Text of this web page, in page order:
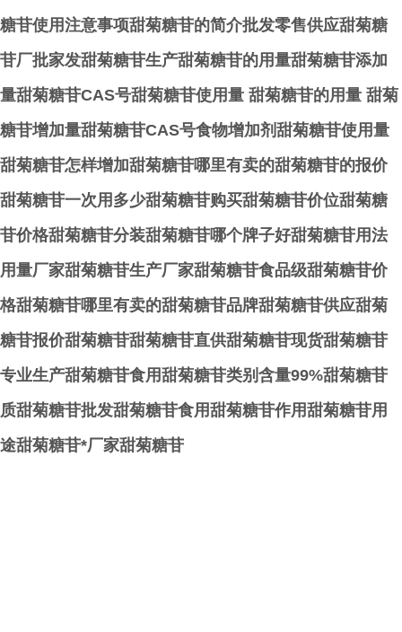
糖苷使用注意事项甜菊糖苷的简介批发零售供应甜菊糖
苷厂批家发甜菊糖苷生产甜菊糖苷的用量甜菊糖苷添加
量甜菊糖苷CAS号甜菊糖苷使用量 甜菊糖苷的用量 甜菊
糖苷增加量甜菊糖苷CAS号食物增加剂甜菊糖苷使用量
甜菊糖苷怎样增加甜菊糖苷哪里有卖的甜菊糖苷的报价
甜菊糖苷一次用多少甜菊糖苷购买甜菊糖苷价位甜菊糖
苷价格甜菊糖苷分装甜菊糖苷哪个牌子好甜菊糖苷用法
用量厂家甜菊糖苷生产厂家甜菊糖苷食品级甜菊糖苷价
格甜菊糖苷哪里有卖的甜菊糖苷品牌甜菊糖苷供应甜菊
糖苷报价甜菊糖苷甜菊糖苷直供甜菊糖苷现货甜菊糖苷
专业生产甜菊糖苷食用甜菊糖苷类别含量99%甜菊糖苷
质甜菊糖苷批发甜菊糖苷食用甜菊糖苷作用甜菊糖苷用
途甜菊糖苷*厂家甜菊糖苷